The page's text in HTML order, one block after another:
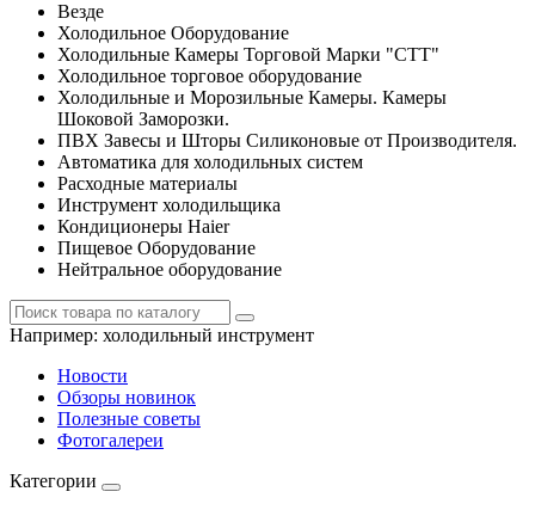
Везде
Холодильное Оборудование
Холодильные Камеры Торговой Марки "СТТ"
Холодильное торговое оборудование
Холодильные и Морозильные Камеры. Камеры
Шоковой Заморозки.
ПВХ Завесы и Шторы Силиконовые от Производителя.
Автоматика для холодильных систем
Расходные материалы
Инструмент холодильщика
Кондиционеры Haier
Пищевое Оборудование
Нейтральное оборудование
Например: холодильный инструмент
Новости
Обзоры новинок
Полезные советы
Фотогалереи
Категории